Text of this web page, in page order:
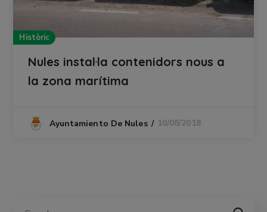
Històric
Nules instal·la contenidors nous a
la zona marítima
Ayuntamiento De Nules 10/08/2018